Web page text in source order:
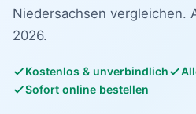
Niedersachsen vergleichen.
2026.
Kostenlos & unverbindlich
Sofort online bestellen